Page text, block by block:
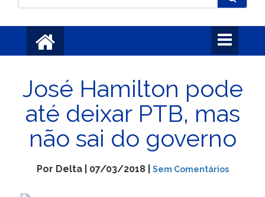
Toggle
navigation
José Hamilton pode
até deixar PTB, mas
não sai do governo
Por Delta | 07/03/2018 | Sem Comentários